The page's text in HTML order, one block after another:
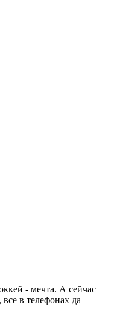
- мечта. А сейчас
в телефонах да